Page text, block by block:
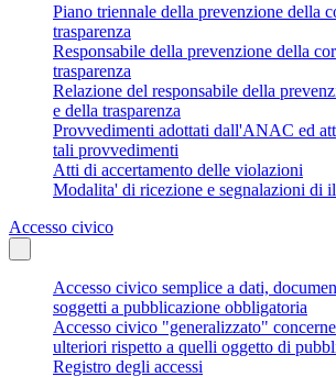
Piano triennale della prevenzione della
trasparenza
Responsabile della prevenzione della
trasparenza
Relazione del responsabile della
e della trasparenza
Provvedimenti adottati dall'ANAC ed
tali provvedimenti
Atti di accertamento delle violazioni
Modalita' di ricezione e segnalazioni di
Accesso civico
Accesso civico semplice a dati,
soggetti a pubblicazione obbligatoria
Accesso civico "generalizzato"
ulteriori rispetto a quelli oggetto di
Registro degli accessi